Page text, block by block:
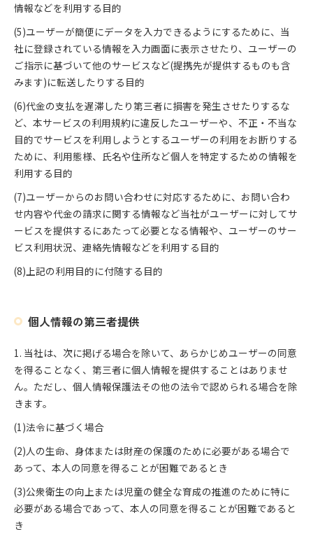
情報などを利用する目的
(5)ユーザーが簡便にデータを入力できるようにするために、当
社に登録されている情報を入力画面に表示させたり、ユーザーの
ご指示に基づいて他のサービスなど(提携先が提供するものも含
みます)に転送したりする目的
(6)代金の支払を遅滞したり第三者に損害を発生させたりするな
ど、本サービスの利用規約に違反したユーザーや、不正・不当な
目的でサービスを利用しようとするユーザーの利用をお断りする
ために、利用態様、氏名や住所など個人を特定するための情報を
利用する目的
(7)ユーザーからのお問い合わせに対応するために、お問い合わ
せ内容や代金の請求に関する情報など当社がユーザーに対してサ
ービスを提供するにあたって必要となる情報や、ユーザーのサー
ビス利用状況、連絡先情報などを利用する目的
(8)上記の利用目的に付随する目的
個人情報の第三者提供
1. 当社は、次に掲げる場合を除いて、あらかじめユーザーの同意
を得ることなく、第三者に個人情報を提供することはありませ
ん。ただし、個人情報保護法その他の法令で認められる場合を除
きます。
(1)法令に基づく場合
(2)人の生命、身体または財産の保護のために必要がある場合で
あって、本人の同意を得ることが困難であるとき
(3)公衆衛生の向上または児童の健全な育成の推進のために特に
必要がある場合であって、本人の同意を得ることが困難であると
き